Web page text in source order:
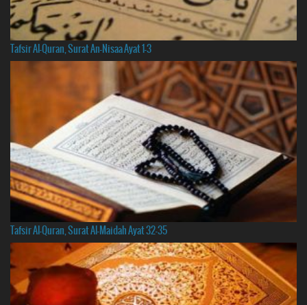
Tafsir Al-Quran, Surat An-Nisaa Ayat 1-3
Tafsir Al-Quran, Surat Al-Maidah Ayat 32-35